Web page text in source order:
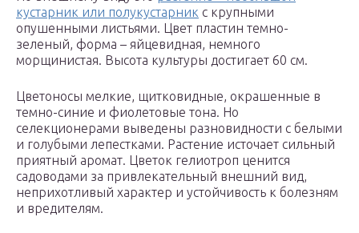
кустарник или полукустарник с крупными
опушенными листьями. Цвет пластин темно-
зеленый, форма – яйцевидная, немного
морщинистая. Высота культуры достигает 60 см.
Цветоносы мелкие, щитковидные, окрашенные в
темно-синие и фиолетовые тона. Но
селекционерами выведены разновидности с белыми
и голубыми лепестками. Растение источает сильный
приятный аромат. Цветок гелиотроп ценится
садоводами за привлекательный внешний вид,
неприхотливый характер и устойчивость к болезням
и вредителям.